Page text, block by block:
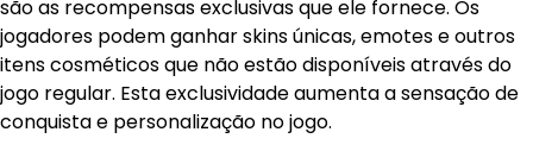
são as recompensas exclusivas que ele fornece. Os
jogadores podem ganhar skins únicas, emotes e outros
itens cosméticos que não estão disponíveis através do
jogo regular. Esta exclusividade aumenta a sensação de
conquista e personalização no jogo.